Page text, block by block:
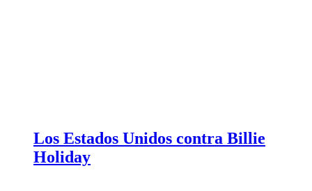
Los Estados Unidos contra Billie
Holiday